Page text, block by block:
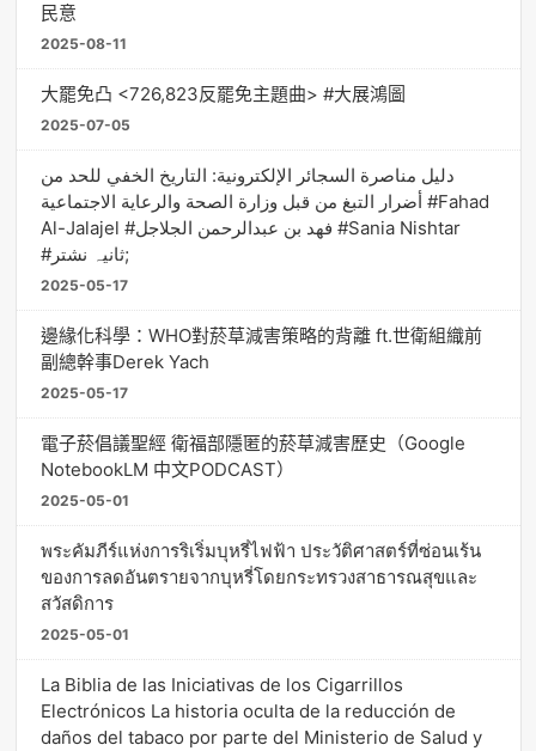
民意
2025-08-11
大罷免凸 <726,823反罷免主題曲> #大展鴻圖
2025-07-05
دليل مناصرة السجائر الإلكترونية: التاريخ الخفي للحد من
أضرار التبغ من قبل وزارة الصحة والرعاية الاجتماعية #Fahad
Al-Jalajel #فهد بن عبدالرحمن الجلاجل #Sania Nishtar
#ثانیہ نشتر;
2025-05-17
邊緣化科學：WHO對菸草減害策略的背離 ft.世衛組織前
副總幹事Derek Yach
2025-05-17
電子菸倡議聖經 衛福部隱匿的菸草減害歷史（Google
NotebookLM 中文PODCAST）
2025-05-01
พระคัมภีร์แห่งการริเริ่มบุหรี่ไฟฟ้า ประวัติศาสตร์ที่ซ่อนเร้น
ของการลดอันตรายจากบุหรี่โดยกระทรวงสาธารณสุขและ
สวัสดิการ
2025-05-01
La Biblia de las Iniciativas de los Cigarrillos
Electrónicos La historia oculta de la reducción de
daños del tabaco por parte del Ministerio de Salud y